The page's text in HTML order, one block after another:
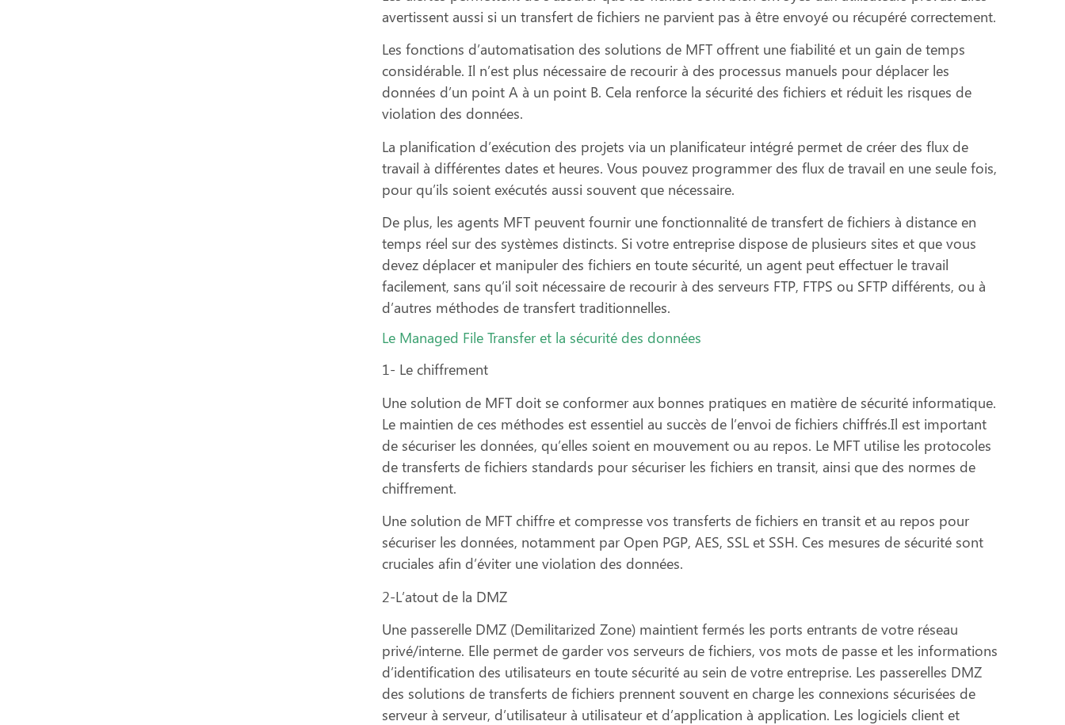
avertissent aussi si un transfert de fichiers ne parvient pas à être envoyé ou récupéré correctement.
Les fonctions d’automatisation des solutions de MFT offrent une fiabilité et un gain de temps
considérable. Il n’est plus nécessaire de recourir à des processus manuels pour déplacer les
données d’un point A à un point B. Cela renforce la sécurité des fichiers et réduit les risques de
violation des données.
La planification d’exécution des projets via un planificateur intégré permet de créer des flux de
travail à différentes dates et heures. Vous pouvez programmer des flux de travail en une seule fois,
pour qu’ils soient exécutés aussi souvent que nécessaire.
De plus, les agents MFT peuvent fournir une fonctionnalité de transfert de fichiers à distance en
temps réel sur des systèmes distincts. Si votre entreprise dispose de plusieurs sites et que vous
devez déplacer et manipuler des fichiers en toute sécurité, un agent peut effectuer le travail
facilement, sans qu’il soit nécessaire de recourir à des serveurs FTP, FTPS ou SFTP différents, ou à
d’autres méthodes de transfert traditionnelles.
Le Managed File Transfer et la sécurité des données
1- Le chiffrement
Une solution de MFT doit se conformer aux bonnes pratiques en matière de sécurité informatique.
Le maintien de ces méthodes est essentiel au succès de l’envoi de fichiers chiffrés.Il est important
de sécuriser les données, qu’elles soient en mouvement ou au repos. Le MFT utilise les protocoles
de transferts de fichiers standards pour sécuriser les fichiers en transit, ainsi que des normes de
chiffrement.
Une solution de MFT chiffre et compresse vos transferts de fichiers en transit et au repos pour
sécuriser les données, notamment par Open PGP, AES, SSL et SSH. Ces mesures de sécurité sont
cruciales afin d’éviter une violation des données.
2-L’atout de la DMZ
Une passerelle DMZ (Demilitarized Zone) maintient fermés les ports entrants de votre réseau
privé/interne. Elle permet de garder vos serveurs de fichiers, vos mots de passe et les informations
d’identification des utilisateurs en toute sécurité au sein de votre entreprise. Les passerelles DMZ
des solutions de transferts de fichiers prennent souvent en charge les connexions sécurisées de
serveur à serveur, d’utilisateur à utilisateur et d’application à application. Les logiciels client et